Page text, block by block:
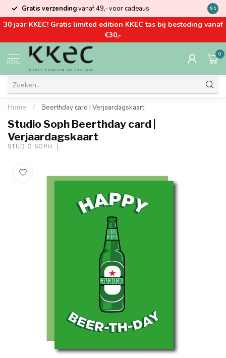
Gratis verzendingvanaf 49,- voor cadeaus Kom
9.1
30 jaar KKEC! Gratis limited edition KKEC tas bij besteding vanaf
€30,-
MENU
0
Home / Beerthday card | Verjaardagskaart
Studio Soph Beerthday card |
Verjaardagskaart
STUDIO SOPH